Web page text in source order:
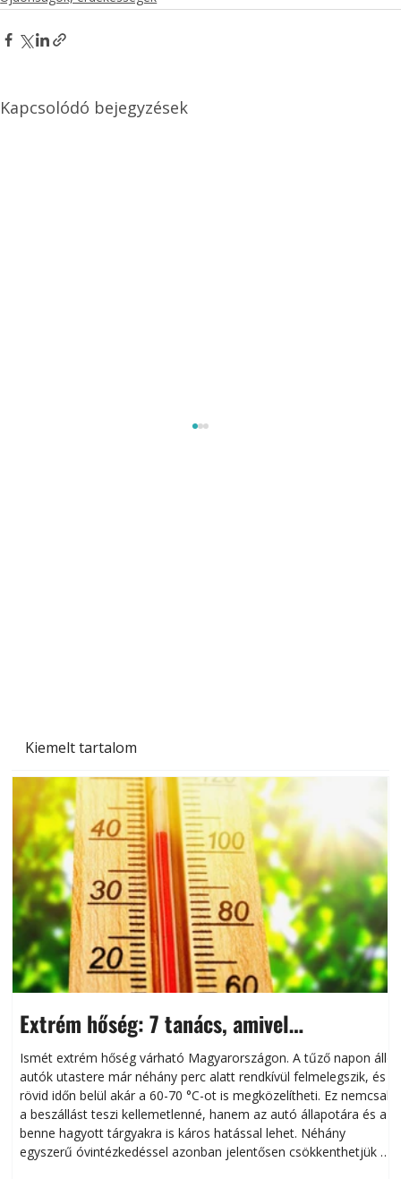
Kiemelt tartalom
Extrém hőség: 7 tanács, amivel
megóvhatjuk autónkat a nyári károktól
Ismét extrém hőség várható Magyarországon. A tűző napon álló
autók utastere már néhány perc alatt rendkívül felmelegszik, és
rövid időn belül akár a 60-70 °C-ot is megközelítheti. Ez nemcsak
a beszállást teszi kellemetlenné, hanem az autó állapotára és a
benne hagyott tárgyakra is káros hatással lehet. Néhány
egyszerű óvintézkedéssel azonban jelentősen csökkenthetjük a
Kapcsolódó bejegyzések